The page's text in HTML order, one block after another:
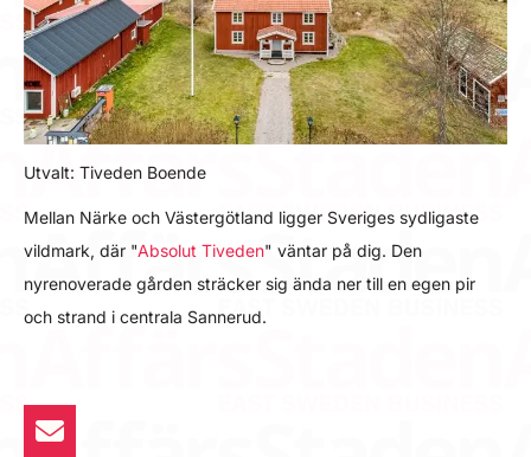
Utvalt: Tiveden Boende
Mellan Närke och Västergötland ligger Sveriges sydligaste
vildmark, där "Absolut Tiveden" väntar på dig. Den
nyrenoverade gården sträcker sig ända ner till en egen pir
och strand i centrala Sannerud.